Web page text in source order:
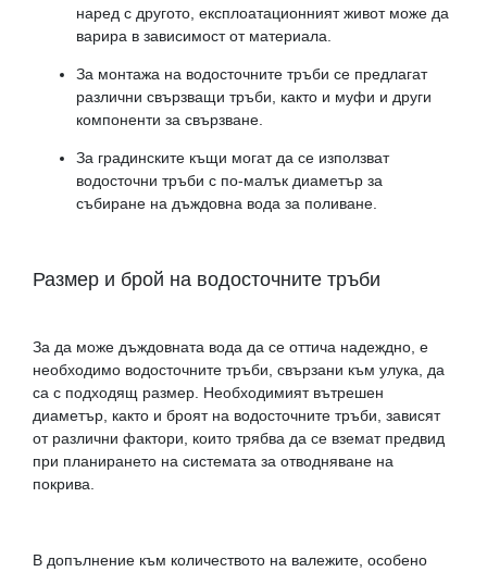
наред с другото, експлоатационният живот може да
варира в зависимост от материала.
За монтажа на водосточните тръби се предлагат
различни свързващи тръби, както и муфи и други
компоненти за свързване.
За градинските къщи могат да се използват
водосточни тръби с по-малък диаметър за
събиране на дъждовна вода за поливане.
Размер и брой на водосточните тръби
За да може дъждовната вода да се оттича надеждно, е
необходимо водосточните тръби, свързани към улука, да
са с подходящ размер. Необходимият вътрешен
диаметър, както и броят на водосточните тръби, зависят
от различни фактори, които трябва да се вземат предвид
при планирането на системата за отводняване на
покрива.
В допълнение към количеството на валежите, особено